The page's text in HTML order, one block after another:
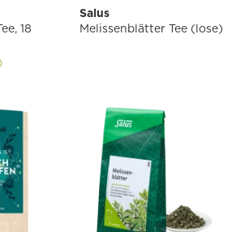
18
Salus
Melissenblätter Tee (lose)